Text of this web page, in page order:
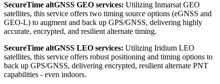
SecureTime altGNSS GEO services: Utilizing Inmarsat GEO
satellites, this service offers two timing source options (eGNSS and
GEO-L) to augment and back up GPS/GNSS, delivering highly
accurate, encrypted, and resilient alternate timing.
SecureTime altGNSS LEO services: Utilizing Iridium LEO
satellites, this service offers robust positioning and timing options to
back up GPS/GNSS, delivering encrypted, resilient alternate PNT
capabilities - even indoors.